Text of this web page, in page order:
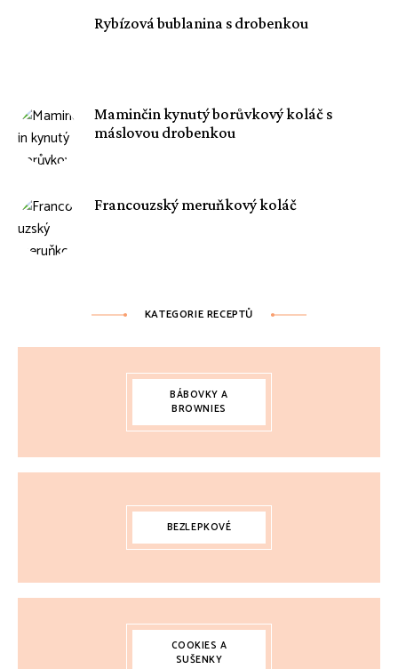
Rybízová bublanina s drobenkou
Maminčin kynutý borůvkový koláč s
máslovou drobenkou
Francouzský meruňkový koláč
KATEGORIE RECEPTŮ
BÁBOVKY A
BROWNIES
BEZLEPKOVÉ
COOKIES A
SUŠENKY